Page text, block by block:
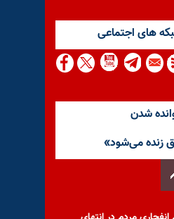
هاى اجتماعى
شدن
زنده می‌شود»